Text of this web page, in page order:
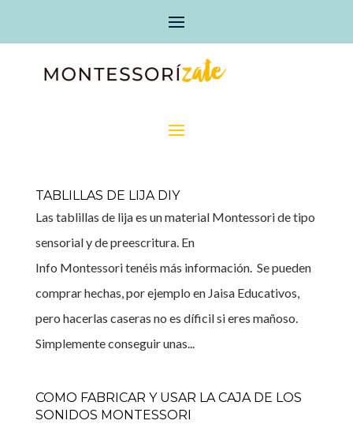
TABLILLAS DE LIJA DIY
Las tablillas de lija es un material Montessori de tipo
sensorial y de preescritura. En
Info Montessori tenéis más información. Se pueden
comprar hechas, por ejemplo en Jaisa Educativos,
pero hacerlas caseras no es díficil si eres mañoso.
Simplemente conseguir unas...
COMO FABRICAR Y USAR LA CAJA DE LOS
SONIDOS MONTESSORI